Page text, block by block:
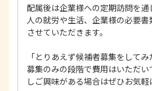
配属後は企業様への定期訪問を
人の就労や生活、企業様の必要
させていただきます。
「とりあえず候補者募集をしてみ
募集のみの段階で費用はいただい
しご興味がある場合はぜひお気軽